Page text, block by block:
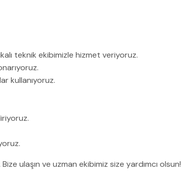
teknik ekibimizle hizmet veriyoruz.
kullanıyoruz.
ulaşın ve uzman ekibimiz size yardımcı olsun!